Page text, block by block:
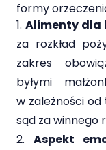
formy
Alimenty dla
za rozkład
zakres
byłymi
w zależności
sąd za winnego
Aspekt